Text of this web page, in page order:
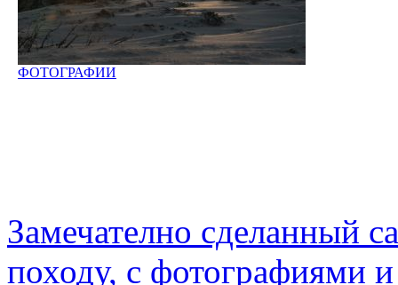
ФОТОГРАФИИ
Замечателно сделанный
походу, с фотографиями